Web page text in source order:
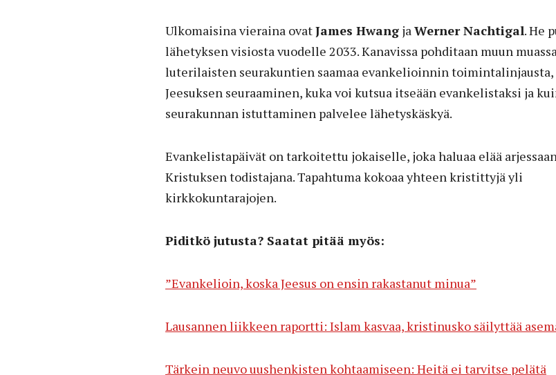
Ulkomaisina vieraina ovatJames Hwang ja Werner Nachtigal. He
lähetyksen visiosta vuodelle 2033. Kanavissa pohditaan muun muassa
luterilaisten seurakuntien saamaa evankelioinnin toimintalinjausta,
Jeesuksen seuraaminen, kuka voi kutsua itseään evankelistaksi ja
seurakunnan istuttaminen palvelee lähetyskäskyä.
Evankelistapäivät on tarkoitettu jokaiselle, joka haluaa elää arjessaan
Kristuksen todistajana. Tapahtuma kokoaa yhteen kristittyjä yli
kirkkokuntarajojen.
Piditkö jutusta? Saatat pitää myös:
”Evankelioin, koska Jeesus on ensin rakastanut minua”
Lausannen liikkeen raportti: Islam kasvaa, kristinusko säilyttää
Tärkein neuvo uushenkisten kohtaamiseen: Heitä ei tarvitse pelätä